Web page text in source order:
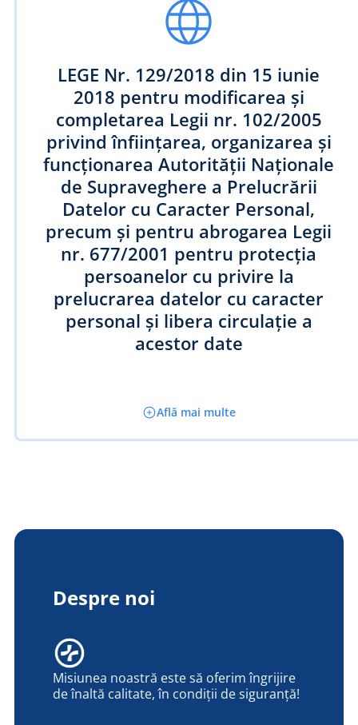
LEGE Nr. 129/2018 din 15 iunie
2018 pentru modificarea şi
completarea Legii nr. 102/2005
privind înfiinţarea, organizarea şi
funcţionarea Autorităţii Naţionale
de Supraveghere a Prelucrării
Datelor cu Caracter Personal,
precum şi pentru abrogarea Legii
nr. 677/2001 pentru protecţia
persoanelor cu privire la
prelucrarea datelor cu caracter
personal şi libera circulaţie a
acestor date
Află mai multe
Despre noi
Misiunea noastră este să oferim îngrijire
de înaltă calitate, în condiții de siguranță!
în Sănătate